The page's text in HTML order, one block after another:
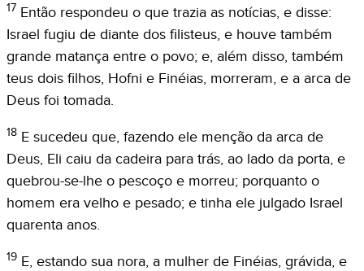
17 Então respondeu o que trazia as notícias, e disse:
Israel fugiu de diante dos filisteus, e houve também
grande matança entre o povo; e, além disso, também
teus dois filhos, Hofni e Finéias, morreram, e a arca de
Deus foi tomada.
18 E sucedeu que, fazendo ele menção da arca de
Deus, Eli caiu da cadeira para trás, ao lado da porta, e
quebrou-se-lhe o pescoço e morreu; porquanto o
homem era velho e pesado; e tinha ele julgado Israel
quarenta anos.
19 E, estando sua nora, a mulher de Finéias, grávida, e